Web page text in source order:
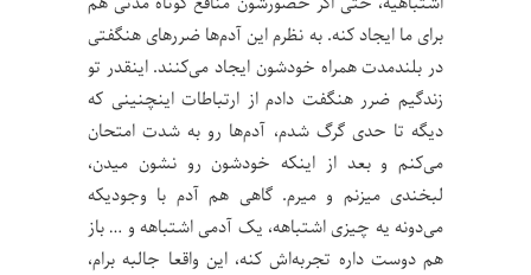
برای ما ایجاد کنه. به نظرم این آدم‌ها ضررهای هنگفتی
در بلندمدت همراه خودشون ایجاد می‌کنند. اینقدر تو
زندگیم ضرر هنگفت دادم از ارتباطات اینچنینی که
دیگه تا حدی گرگ شدم، آدم‌ها رو به شدت امتحان
می‌کنم و بعد از اینکه خودشون رو نشون میدن،
لبخندی میزنم و میرم. گاهی هم آدم با وجودیکه
می‌دونه یه چیزی اشتباهه، یک آدمی اشتباهه و … باز
هم دوست داره تجربه‌اش کنه، این واقعا جالبه برام،